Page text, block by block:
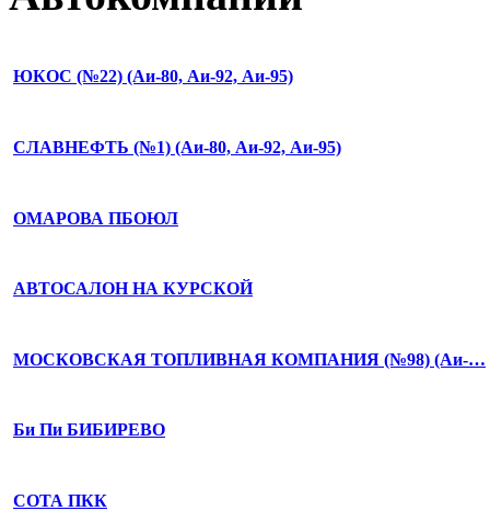
ЮКОС (№22) (Аи-80, Аи-92, Аи-95)
СЛАВНЕФТЬ (№1) (Аи-80, Аи-92, Аи-95)
ОМАРОВА ПБОЮЛ
АВТОСАЛОН НА КУРСКОЙ
МОСКОВСКАЯ ТОПЛИВНАЯ КОМПАНИЯ (№98) (Аи-…
Би Пи БИБИРЕВО
СОТА ПКК